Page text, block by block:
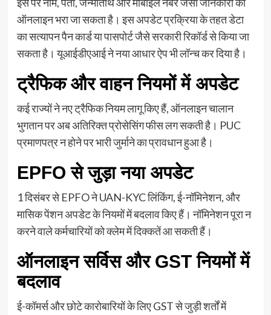
ऑनलाइन भरा जा सकता है। इस अपडेट प्रक्रिया के तहत डेटा
का सत्यापन पैन कार्ड या पासपोर्ट जैसे सरकारी रिकॉर्ड से किया जा
सकता है। यूआईडीएआई ने नया आधार ऐप भी लॉन्च कर दिया है।
ट्रैफिक और वाहन नियमों में अपडेट
कई राज्यों ने नए ट्रैफिक नियम लागू किए हैं, ऑनलाइन चालान
भुगतान पर अब अतिरिक्त प्रोसेसिंग फीस लग सकती है। PUC
प्रमाणपत्र न होने पर भारी जुर्माने का प्रावधान हुआ है।
EPFO से जुड़ा नया अपडेट
1 दिसंबर से EPFO ने UAN-KYC लिंकिंग, ई-नॉमिनेशन, और
मासिक पेंशन अपडेट के नियमों में बदलाव किए हैं। नॉमिनेशन पूरा न
करने वाले कर्मचारियों को क्लेम में दिक्कतें आ सकती हैं।
ऑनलाइन सर्विस और GST नियमों में
बदलाव
ई-कॉमर्स और छोटे कारोबारियों के लिए GST से जुड़ी शर्तों में